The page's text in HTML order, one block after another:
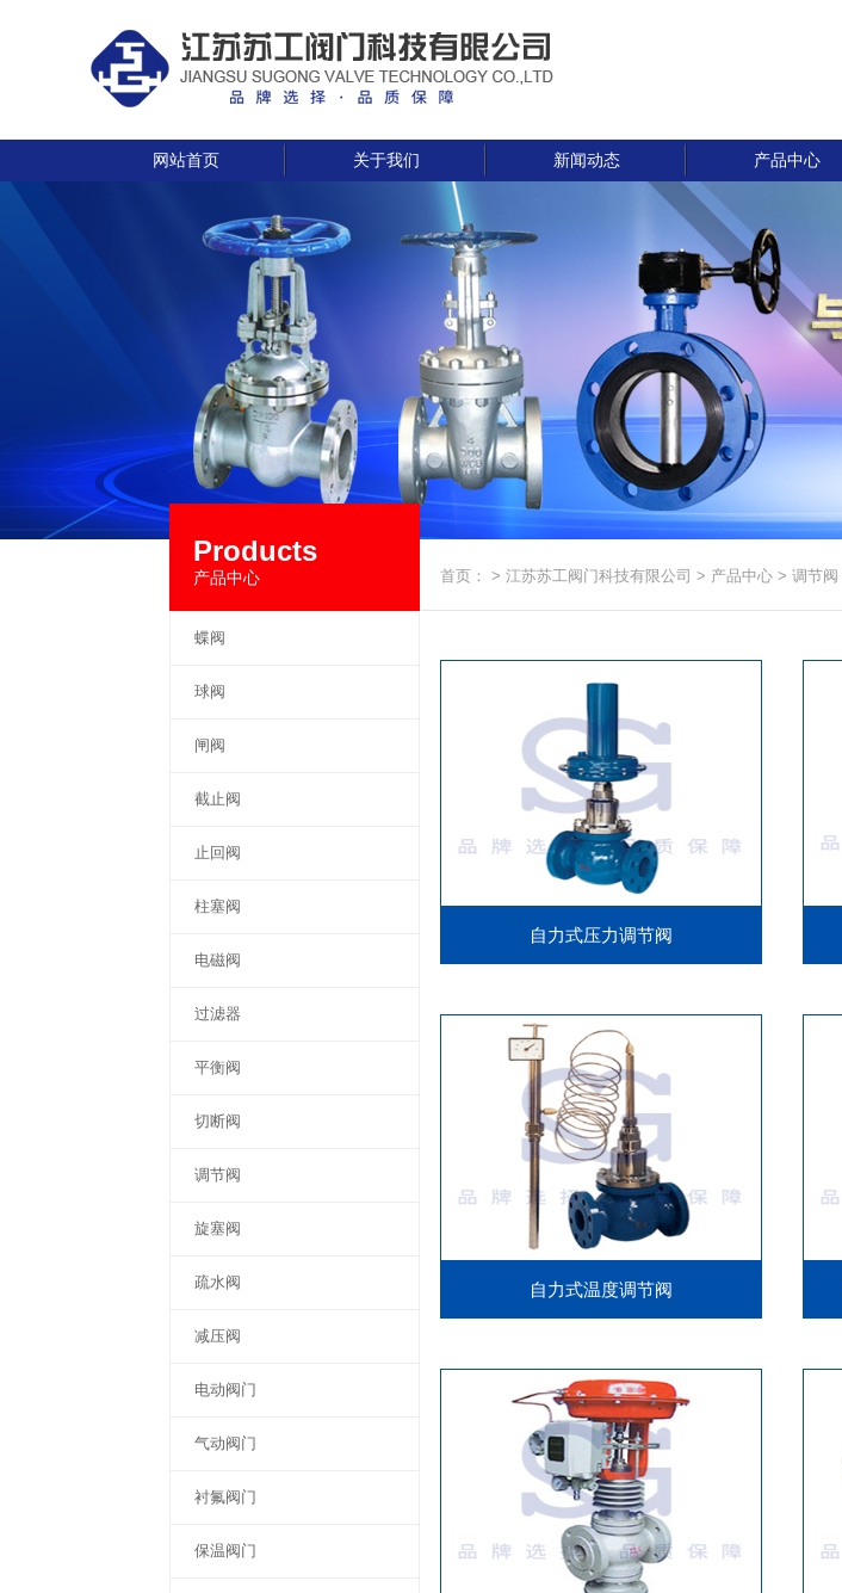
网站首页 关于我们 新闻动态 产品中心
首页 ： > 江苏苏工阀门科技有限公司 > 产品中心 > 调节阀
自力式压力调节阀
自力式温度调节阀
Products
产品中心
蝶阀
球阀
闸阀
截止阀
止回阀
柱塞阀
电磁阀
过滤器
平衡阀
切断阀
调节阀
旋塞阀
疏水阀
减压阀
电动阀门
气动阀门
衬氟阀门
保温阀门